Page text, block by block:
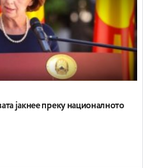
јакнее преку националното